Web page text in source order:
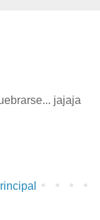
jajaja